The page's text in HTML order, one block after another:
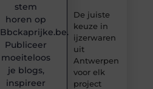
De juiste
keuze in
ijzerwaren
uit
Antwerpen
voor elk
project
stem
horen op
Bbckaprijke.be.
Publiceer
moeiteloos
je blogs,
inspireer